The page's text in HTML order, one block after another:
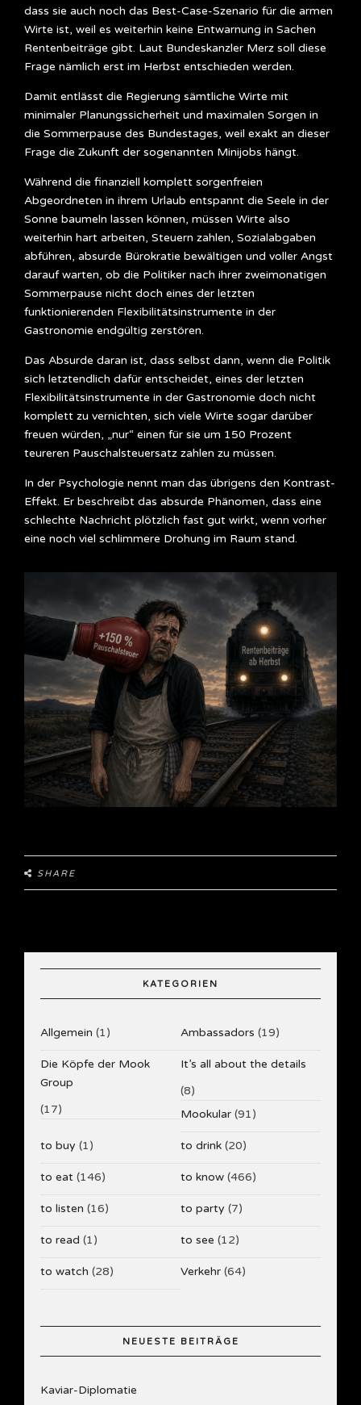
dass sie auch noch das Best-Case-Szenario für die armen
Wirte ist, weil es weiterhin keine Entwarnung in Sachen
Rentenbeiträge gibt. Laut Bundeskanzler Merz soll diese
Frage nämlich erst im Herbst entschieden werden.
Damit entlässt die Regierung sämtliche Wirte mit
minimaler Planungssicherheit und maximalen Sorgen in
die Sommerpause des Bundestages, weil exakt an dieser
Frage die Zukunft der sogenannten Minijobs hängt.
Während die finanziell komplett sorgenfreien
Abgeordneten in ihrem Urlaub entspannt die Seele in der
Sonne baumeln lassen können, müssen Wirte also
weiterhin hart arbeiten, Steuern zahlen, Sozialabgaben
abführen, absurde Bürokratie bewältigen und voller Angst
darauf warten, ob die Politiker nach ihrer zweimonatigen
Sommerpause nicht doch eines der letzten
funktionierenden Flexibilitätsinstrumente in der
Gastronomie endgültig zerstören.
Das Absurde daran ist, dass selbst dann, wenn die Politik
sich letztendlich dafür entscheidet, eines der letzten
Flexibilitätsinstrumente in der Gastronomie doch nicht
komplett zu vernichten, sich viele Wirte sogar darüber
freuen würden, „nur“ einen für sie um 150 Prozent
teureren Pauschalsteuersatz zahlen zu müssen.
In der Psychologie nennt man das übrigens den Kontrast-
Effekt. Er beschreibt das absurde Phänomen, dass eine
schlechte Nachricht plötzlich fast gut wirkt, wenn vorher
eine noch viel schlimmere Drohung im Raum stand.
SHARE
KATEGORIEN
Allgemein (1) Ambassadors (19)
Die Köpfe der Mook
Group
(17)
It’s all about the details
(8)
Mookular (91)
to buy (1) to drink (20)
to eat (146) to know (466)
to listen (16) to party (7)
to read (1) to see (12)
to watch (28) Verkehr (64)
NEUESTE BEITRÄGE
Kaviar-Diplomatie